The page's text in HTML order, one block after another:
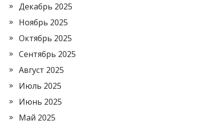
Декабрь 2025
Ноябрь 2025
Октябрь 2025
Сентябрь 2025
Август 2025
Июль 2025
Июнь 2025
Май 2025